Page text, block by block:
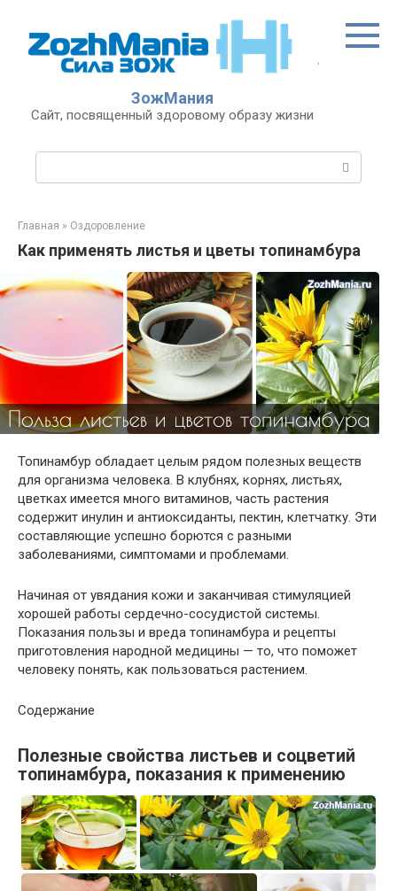
контенту
ЗожМания
Сайт, посвященный здоровому образу жизни
Главная » Оздоровление
Как применять листья и цветы топинамбура
Топинамбур обладает целым рядом полезных веществ
для организма человека. В клубнях, корнях, листьях,
цветках имеется много витаминов, часть растения
содержит инулин и антиоксиданты, пектин, клетчатку. Эти
составляющие успешно борются с разными
заболеваниями, симптомами и проблемами.
Начиная от увядания кожи и заканчивая стимуляцией
хорошей работы сердечно-сосудистой системы.
Показания пользы и вреда топинамбура и рецепты
приготовления народной медицины — то, что поможет
человеку понять, как пользоваться растением.
Содержание
Полезные свойства листьев и соцветий
топинамбура, показания к применению